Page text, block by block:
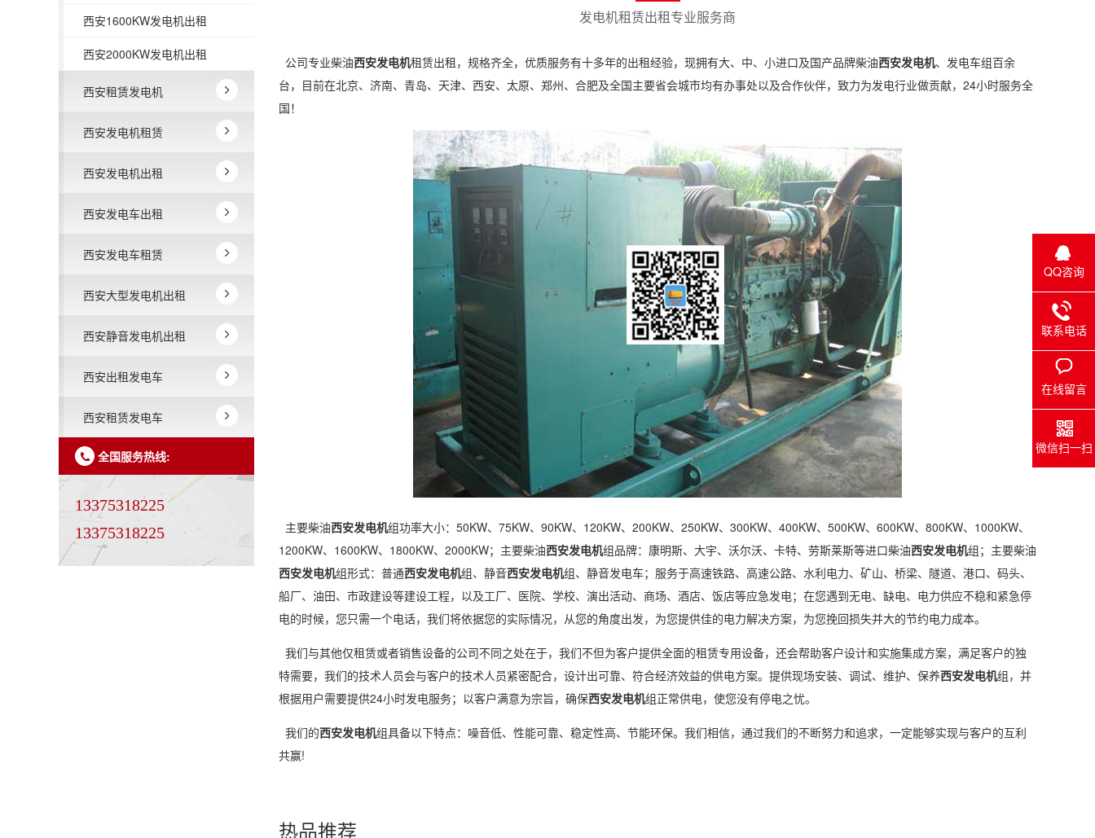
西安1600KW发电机出租
西安2000KW发电机出租
西安租赁发电机
西安发电机租赁
西安发电机出租
西安发电车出租
西安发电车租赁
西安大型发电机出租
西安静音发电机出租
西安出租发电车
西安租赁发电车
全国服务热线:
13375318225
13375318225
发电机租赁出租专业服务商
公司专业柴油西安发电机租赁出租，规格齐全，优质服务有十多年的出租经验，现拥有大、中、小进口及国产品牌柴油西安发电机、发电车组百余
台，目前在北京、济南、青岛、天津、西安、太原、郑州、合肥及全国主要省会城市均有办事处以及合作伙伴，致力为发电行业做贡献，24小时服务全
国！
主要柴油西安发电机组功率大小：50KW、75KW、90KW、120KW、200KW、250KW、300KW、400KW、500KW、600KW、800KW、1000KW、
1200KW、1600KW、1800KW、2000KW；主要柴油西安发电机组品牌：康明斯、大宇、沃尔沃、卡特、劳斯莱斯等进口柴油西安发电机组；主要柴油
西安发电机组形式：普通西安发电机组、静音西安发电机组、静音发电车；服务于高速铁路、高速公路、水利电力、矿山、桥梁、隧道、港口、码头、
船厂、油田、市政建设等建设工程，以及工厂、医院、学校、演出活动、商场、酒店、饭店等应急发电；在您遇到无电、缺电、电力供应不稳和紧急停
电的时候，您只需一个电话，我们将依据您的实际情况，从您的角度出发，为您提供佳的电力解决方案，为您挽回损失并大的节约电力成本。
我们与其他仅租赁或者销售设备的公司不同之处在于，我们不但为客户提供全面的租赁专用设备，还会帮助客户设计和实施集成方案，满足客户的独
特需要，我们的技术人员会与客户的技术人员紧密配合，设计出可靠、符合经济效益的供电方案。提供现场安装、调试、维护、保养西安发电机组，并
根据用户需要提供24小时发电服务；以客户满意为宗旨，确保西安发电机组正常供电，使您没有停电之忧。
我们的西安发电机组具备以下特点：噪音低、性能可靠、稳定性高、节能环保。我们相信，通过我们的不断努力和追求，一定能够实现与客户的互利
共赢!
热品推荐
QQ咨询
联系电话
在线留言
微信扫一扫